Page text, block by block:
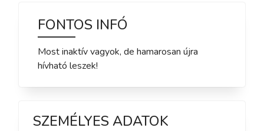
FONTOS INFÓ
Most inaktív vagyok, de hamarosan újra
hívható leszek!
SZEMÉLYES ADATOK